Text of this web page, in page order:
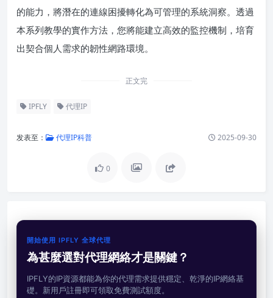
的能力，將潛在的連線困擾轉化為可管理的系統洞察。透過
本系列教學的實作方法，您將能建立高效的監控機制，培育
出契合個人需求的韌性網路環境。
正文完
IPFLY 代理IP
发表至： 代理IP科普 2025-09-30
0
開始使用 IPFLY 全球代理
為甚麼選對代理網絡才是關鍵？
IPFLY的IP資源都能為你的代理需求提供穩定、乾淨的IP網絡基
礎。新用戶註冊即可領取免費測試額度。